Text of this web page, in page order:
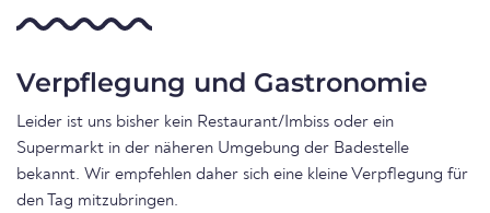
Verpflegung und Gastronomie
Leider ist uns bisher kein Restaurant/Imbiss oder ein
Supermarkt in der näheren Umgebung der Badestelle
bekannt. Wir empfehlen daher sich eine kleine Verpflegung für
den Tag mitzubringen.